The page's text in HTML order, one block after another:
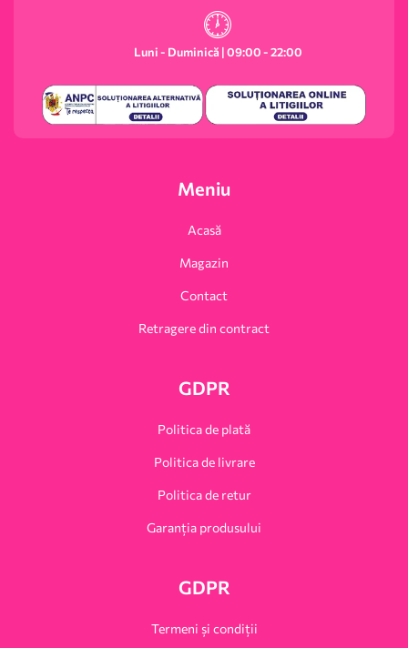
Luni - Duminică | 09:00 - 22:00
Meniu
Acasă
Magazin
Contact
Retragere din contract
GDPR
Politica de plată
Politica de livrare
Politica de retur
Garanția produsului
GDPR
Termeni și condiții